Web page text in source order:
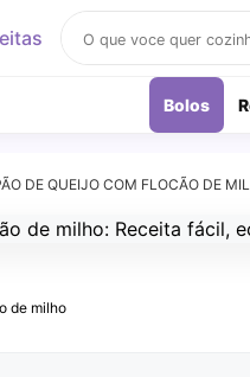
receitas
Bolos
DE QUEIJO COM FLOCÃO DE
de milho